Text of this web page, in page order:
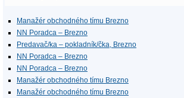
Manažér obchodného tímu Brezno
NN Poradca – Brezno
Predavač/ka – pokladník/čka, Brezno
NN Poradca – Brezno
NN Poradca – Brezno
Manažér obchodného tímu Brezno
Manažér obchodného tímu Brezno